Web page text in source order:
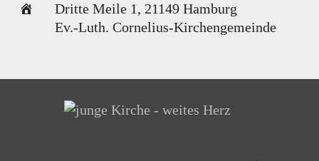
Dritte Meile 1, 21149 Hamburg
Ev.-Luth. Cornelius-Kirchengemeinde